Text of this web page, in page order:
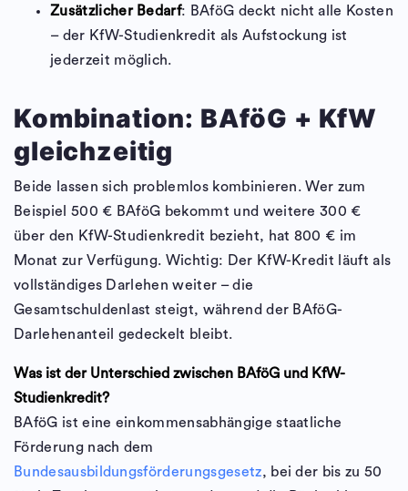
Zusätzlicher Bedarf: BAföG deckt nicht alle Kosten
– der KfW-Studienkredit als Aufstockung ist
jederzeit möglich.
Kombination: BAföG + KfW
gleichzeitig
Beide lassen sich problemlos kombinieren. Wer zum
Beispiel 500 € BAföG bekommt und weitere 300 €
über den KfW-Studienkredit bezieht, hat 800 € im
Monat zur Verfügung. Wichtig: Der KfW-Kredit läuft als
vollständiges Darlehen weiter – die
Gesamtschuldenlast steigt, während der BAföG-
Darlehenanteil gedeckelt bleibt.
Was ist der Unterschied zwischen BAföG und KfW-
Studienkredit?
BAföG ist eine einkommensabhängige staatliche
Förderung nach dem
Bundesausbildungsförderungsgesetz, bei der bis zu 50